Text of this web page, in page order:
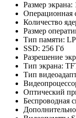
Размер экрана:
Операционная
Количество
Размер
Тип памяти:
SSD: 256 Гб
Разрешение
Тип экрана:
Тип
Оптический
Беспроводная